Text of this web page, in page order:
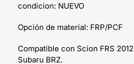
condicion: NUEVO
Opción de material: FRP/PCF
Compatible con Scion FRS
Subaru BRZ.